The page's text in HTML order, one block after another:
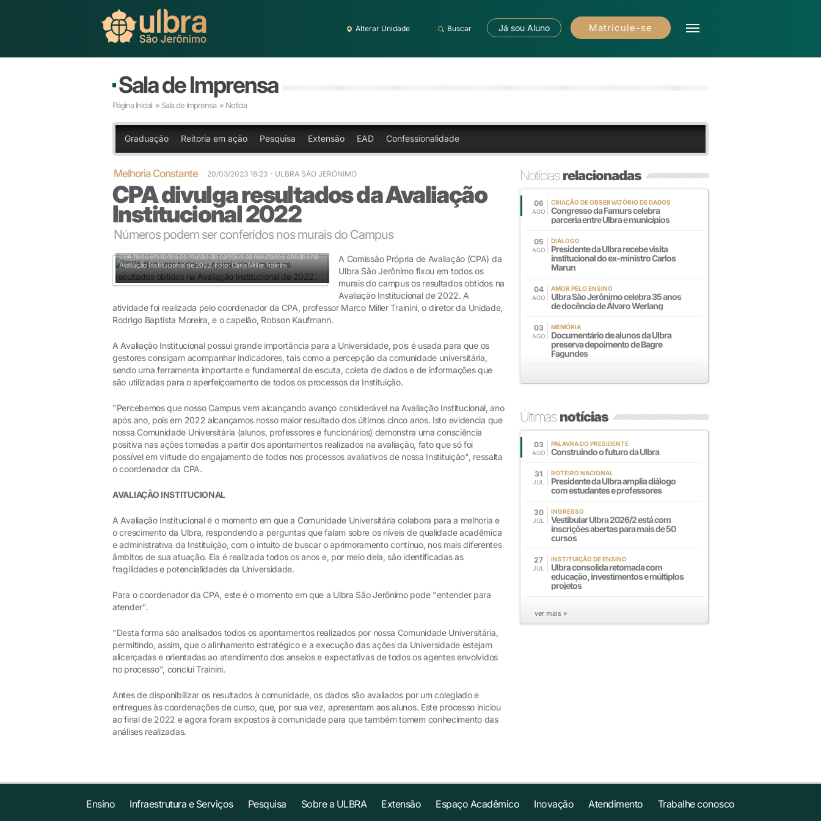
Alterar Unidade Buscar Já sou Aluno Matricule-se
Sala de Imprensa
Página Inicial » Sala de Imprensa » Notícia
Graduação Reitoria em ação Pesquisa Extensão EAD Confessionalidade
Melhoria Constante 20/03/2023 18:23 - ULBRA SÃO JERÔNIMO
CPA divulga resultados da Avaliação
Institucional 2022
Números podem ser conferidos nos murais do Campus
CPA fixou em todos os murais do campus os resultados obtidos na
Avaliação Institucional de 2022.Foto: Carla Miller Trainini
A Comissão Própria de Avaliação (CPA) da
Ulbra São Jerônimo fixou em todos os
murais do campus os resultados obtidos na
Avaliação Institucional de 2022. A
atividade foi realizada pelo coordenador da CPA, professor Marco Miller Trainini, o diretor da Unidade,
Rodrigo Baptista Moreira, e o capelão, Robson Kaufmann.
A Avaliação Institucional possui grande importância para a Universidade, pois é usada para que os
gestores consigam acompanhar indicadores, tais como a percepção da comunidade universitária,
sendo uma ferramenta importante e fundamental de escuta, coleta de dados e de informações que
são utilizadas para o aperfeiçoamento de todos os processos da Instituição.
"Percebemos que nosso Campus vem alcançando avanço considerável na Avaliação Institucional, ano
após ano, pois em 2022 alcançamos nosso maior resultado dos últimos cinco anos. Isto evidencia que
nossa Comunidade Universitária (alunos, professores e funcionários) demonstra uma consciência
positiva nas ações tomadas a partir dos apontamentos realizados na avaliação, fato que só foi
possível em virtude do engajamento de todos nos processos avaliativos de nossa Instituição", ressalta
o coordenador da CPA.
AVALIAÇÃO INSTITUCIONAL
A Avaliação Institucional é o momento em que a Comunidade Universitária colabora para a melhoria e
o crescimento da Ulbra, respondendo a perguntas que falam sobre os níveis de qualidade acadêmica
e administrativa da Instituição, com o intuito de buscar o aprimoramento contínuo, nos mais diferentes
âmbitos de sua atuação. Ela é realizada todos os anos e, por meio dela, são identificadas as
fragilidades e potencialidades da Universidade.
Para o coordenador da CPA, este é o momento em que a Ulbra São Jerônimo pode "entender para
atender".
"Desta forma são analisados todos os apontamentos realizados por nossa Comunidade Universitária,
permitindo, assim, que o alinhamento estratégico e a execução das ações da Universidade estejam
alicerçadas e orientadas ao atendimento dos anseios e expectativas de todos os agentes envolvidos
no processo", conclui Trainini.
Antes de disponibilizar os resultados à comunidade, os dados são avaliados por um colegiado e
entregues às coordenações de curso, que, por sua vez, apresentam aos alunos. Este processo iniciou
ao final de 2022 e agora foram expostos à comunidade para que também tomem conhecimento das
análises realizadas.
Notíciasrelacionadas
06
AGO
CRIAÇÃO DE OBSERVATÓRIO DE DADOS
Congresso da Famurs celebra
parceria entre Ulbra e municípios
05
AGO
DIÁLOGO
Presidente da Ulbra recebe visita
institucional do ex-ministro Carlos
Marun
04
AGO
AMOR PELO ENSINO
Ulbra São Jerônimo celebra 35 anos
de docência de Álvaro Werlang
03
AGO
MEMÓRIA
Documentário de alunos da Ulbra
preserva depoimento de Bagre
Fagundes
Últimasnotícias
03
AGO
PALAVRA DO PRESIDENTE
Construindo o futuro da Ulbra
31
JUL
ROTEIRO NACIONAL
Presidente da Ulbra amplia diálogo
com estudantes e professores
30
JUL
INGRESSO
Vestibular Ulbra 2026/2 está com
inscrições abertas para mais de 50
cursos
27
JUL
INSTITUIÇÃO DE ENSINO
Ulbra consolida retomada com
educação, investimentos e múltiplos
projetos
ver mais »
Ensino Infraestrutura e Serviços Pesquisa Sobre a ULBRA Extensão Espaço Acadêmico Inovação Atendimento Trabalhe conosco